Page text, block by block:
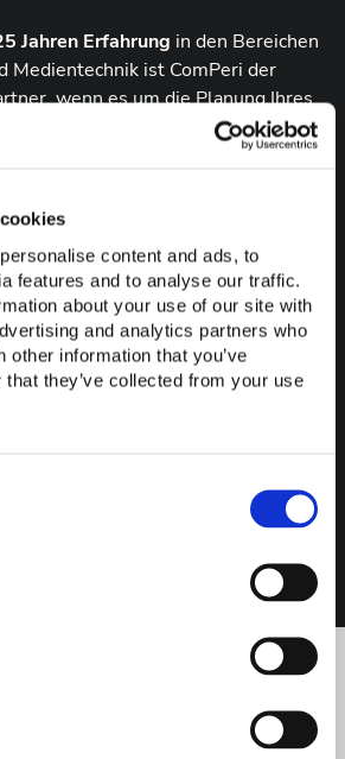
content and ads, to
features and to analyse our traffic.
about your use of our site with
and analytics partners who
other information that you’ve
they’ve collected from your use
Jahren Erfahrung in den Bereichen
Medientechnik ist ComPeri der
wenn es um die Planung Ihres
Da hier eine
hochwertige
eine zentrale Rolle spielt, um
wir Sie mit der passenden
aus.
zählen dieKonzeption und
passenden Bürokonzeptes, die
Ihrer Konferenzräumeund die
Möchten auch Sie den Schritt in
machen und das New Work